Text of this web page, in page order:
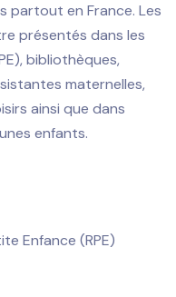
partout en France. Les
présentés dans les
bibliothèques,
maternelles,
ainsi que dans
enfants.
Enfance (RPE)